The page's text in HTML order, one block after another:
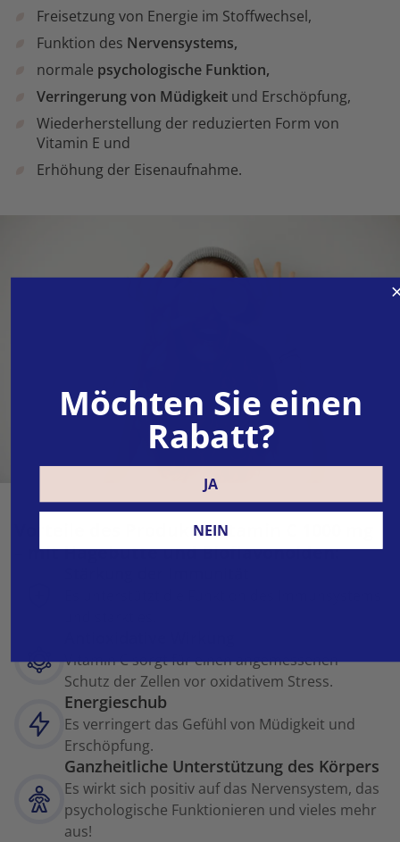
Freisetzung von Energie im Stoffwechsel,
Funktion des Nervensystems,
normale psychologische Funktion,
Verringerung von Müdigkeit und Erschöpfung,
Wiederherstellung der reduzierten Form von
Vitamin E und
Erhöhung der Eisenaufnahme.
Vorteile des Produkts Vitamin C 1000 mg
– mit Hagebutte und Bioflavonoiden:
Vitamin C sorgt für einen angemessenen
Schutz der Zellen vor oxidativem Stress.
Energieschub
Es verringert das Gefühl von Müdigkeit und
Erschöpfung.
Ganzheitliche Unterstützung des Körpers
Es wirkt sich positiv auf das Nervensystem, das
psychologische Funktionieren und vieles mehr
aus!
Möchten Sie einen
Rabatt?
JA
NEIN